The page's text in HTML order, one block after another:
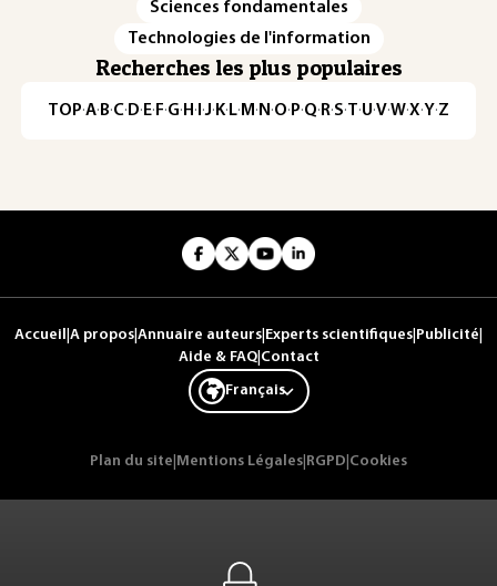
Sciences fondamentales
Technologies de l'information
Recherches les plus populaires
TOP·A·B·C· D· E· F·G· H · ·J· K· L· M · N ·O· P·Q· R·S·T·U·V·W·X·Y·Z
Accueil A propos Annuaire auteurs Experts scientifiques Publicité
Aide & FAQ| Contact
Français
Plan du site Mentions Légales RGPD Cookies